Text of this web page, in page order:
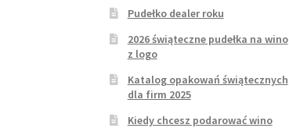
Pudełko dealer roku
2026 świąteczne pudełka na wino
z logo
Katalog opakowań świątecznych
dla firm 2025
Kiedy chcesz podarować wino